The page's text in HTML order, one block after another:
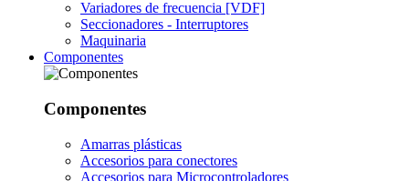
Variadores de frecuencia [VDF]
Seccionadores - Interruptores
Maquinaria
Componentes
Componentes
Amarras plásticas
Accesorios para conectores
Accesorios para Microcontroladores